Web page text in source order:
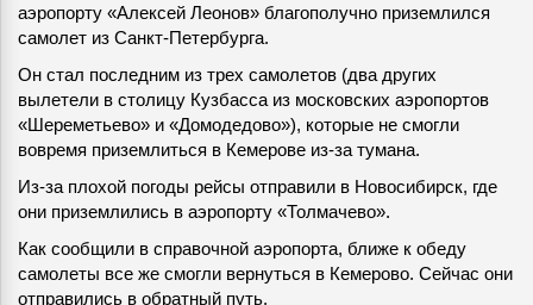
аэропорту «Алексей Леонов» благополучно приземлился
самолет из Санкт-Петербурга.
Он стал последним из трех самолетов (два других
вылетели в столицу Кузбасса из московских аэропортов
«Шереметьево» и «Домодедово»), которые не смогли
вовремя приземлиться в Кемерове из-за тумана.
Из-за плохой погоды рейсы отправили в Новосибирск, где
они приземлились в аэропорту «Толмачево».
Как сообщили в справочной аэропорта, ближе к обеду
самолеты все же смогли вернуться в Кемерово. Сейчас они
отправились в обратный путь.